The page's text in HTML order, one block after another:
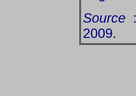
Source
2009.